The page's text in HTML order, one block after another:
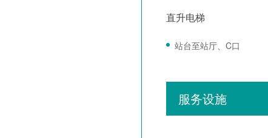
直升电梯
站台至站厅、C口
服务设施